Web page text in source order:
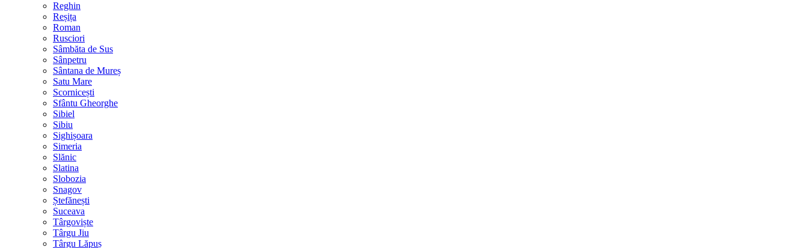
Reghin
Reșița
Roman
Rusciori
Sâmbăta de Sus
Sânpetru
Sântana de Mureș
Satu Mare
Scornicești
Sfântu Gheorghe
Sibiel
Sibiu
Sighișoara
Simeria
Slănic
Slatina
Slobozia
Snagov
Ștefănești
Suceava
Târgoviște
Târgu Jiu
Târgu Lăpuș